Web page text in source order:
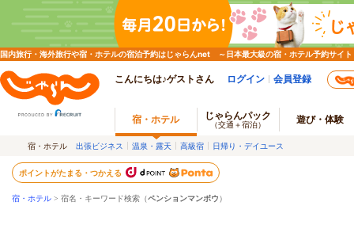
国内旅行・海外旅行や宿・ホテルの宿泊予約はじゃらんnet ～日本最大級の宿・ホテル予約サイト
こんにちは♪ゲストさん ログイン 会員登録
宿・ホテル じゃらんパック
（交通＋宿泊） 遊び・体験
宿・ホテル 出張ビジネス 温泉・露天 高級宿 日帰り・デイユース
ポイントがたまる・つかえる
宿・ホテル > 宿名・キーワード検索（ペンションマンボウ）